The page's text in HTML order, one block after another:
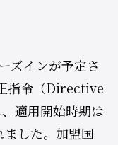
ズインが予定さ
指令（Directive
適用開始時期は
した。加盟国